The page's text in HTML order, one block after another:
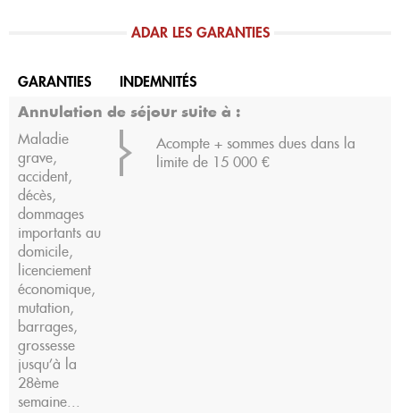
ADAR LES GARANTIES
GARANTIES INDEMNITÉS
Annulation de séjour suite à :
Maladie
grave,
accident,
décès,
dommages
importants au
domicile,
licenciement
économique,
mutation,
barrages,
grossesse
jusqu’à la
28ème
semaine...
Acompte + sommes dues dans la
limite de 15 000 €